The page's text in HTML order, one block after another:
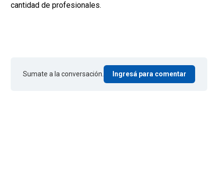
cantidad de profesionales.
Sumate a la conversación. Ingresá para comentar